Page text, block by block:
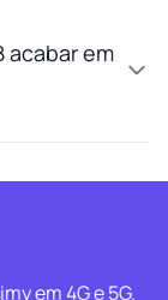
acabar em
em 4G e 5G.